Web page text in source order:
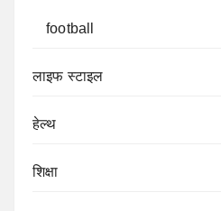
football
लाइफ स्टाइल
हेल्थ
शिक्षा